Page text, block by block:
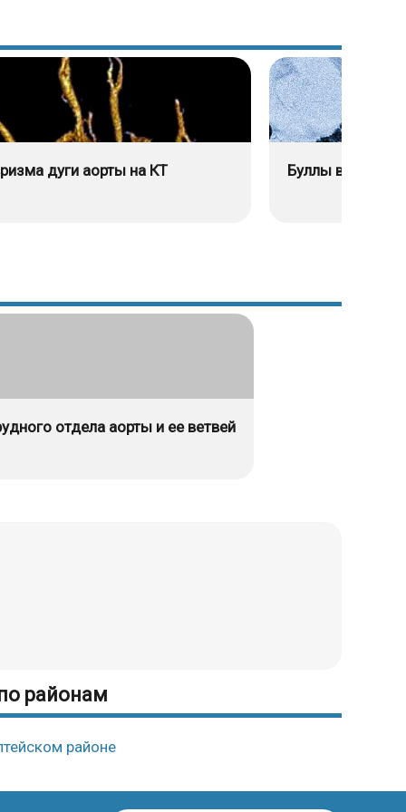
называют висцеральными, к стенкам грудной
Йодсодержащий препарат вводят
русле, позволяя врачу детально
состояниях:
формирования клапанного аппарата).
сканирование грудного отдела аорты
(МСКТ). Аппарат имеет 16 и более
(травма, пенетрация атеросклеротической
заброс тока крови в левый желудочек);
дуги аорты на КТ Буллы в легких
отдела аорты и ее ветвей
районам
районе